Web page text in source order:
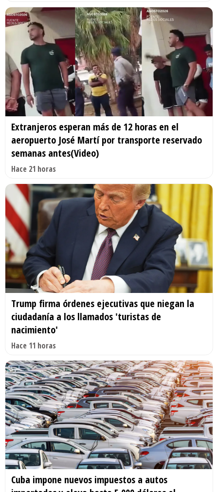
Extranjeros esperan más de 12 horas en el
aeropuerto José Martí por transporte reservado
semanas antes(Video)
Hace 21 horas
Trump firma órdenes ejecutivas que niegan la
ciudadanía a los llamados 'turistas de
nacimiento'
Hace 11 horas
Cuba impone nuevos impuestos a autos